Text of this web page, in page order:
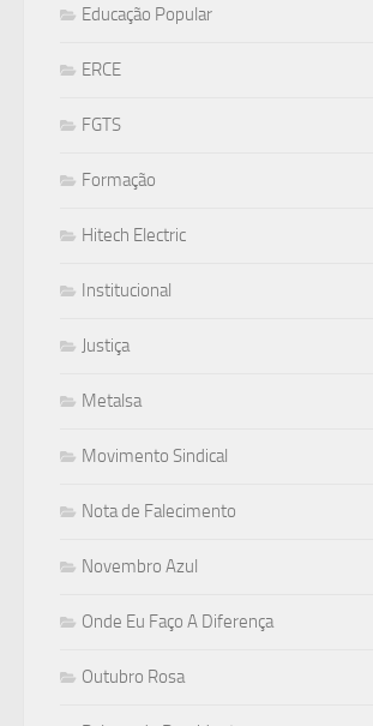
Educação Popular
ERCE
FGTS
Formação
Hitech Electric
Institucional
Justiça
Metalsa
Movimento Sindical
Nota de Falecimento
Novembro Azul
Onde Eu Faço A Diferença
Outubro Rosa